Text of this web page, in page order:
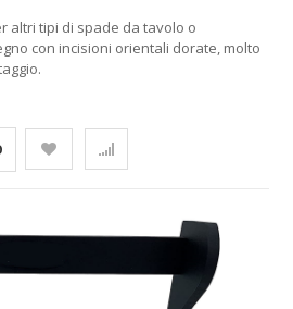
altri tipi di spade da tavolo o
con incisioni orientali dorate, molto